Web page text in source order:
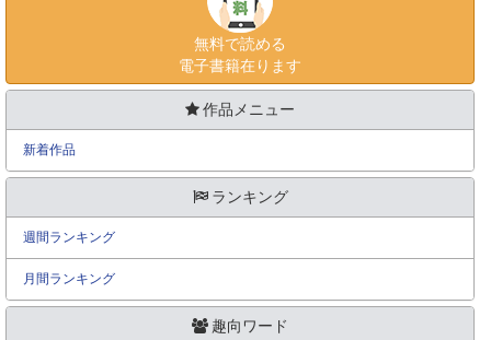
無料で読める
電子書籍在ります
作品メニュー
新着作品
ランキング
週間ランキング
月間ランキング
趣向ワード